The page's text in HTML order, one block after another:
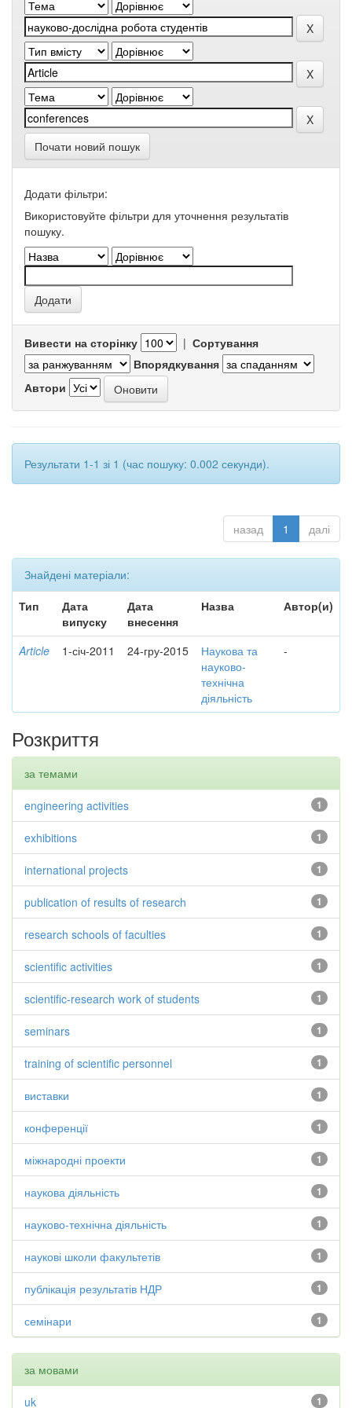
Почати новий пошук
Додати фільтри:
Використовуйте фільтри для уточнення результатів
пошуку.
Вивести на сторінку | Сортування
Впорядкування
Автори
Результати 1-1 зі 1 (час пошуку: 0.002 секунди).
назад 1 далі
Знайдені матеріали:
Тип
Дата
випуску
Дата
внесення
Назва Автор(и)
Article 1-січ-2011 24-гру-2015
Наукова та
науково-
технічна
діяльність
-
Розкриття
за темами
1
engineering activities
1
exhibitions
1
international projects
1
publication of results of research
1
research schools of faculties
1
scientific activities
1
scientific-research work of students
1
seminars
1
training of scientific personnel
1
виставки
1
конференції
1
міжнародні проекти
1
наукова діяльність
1
науково-технічна діяльність
1
наукові школи факультетів
1
публікація результатів НДР
1
семінари
за мовами
1
uk